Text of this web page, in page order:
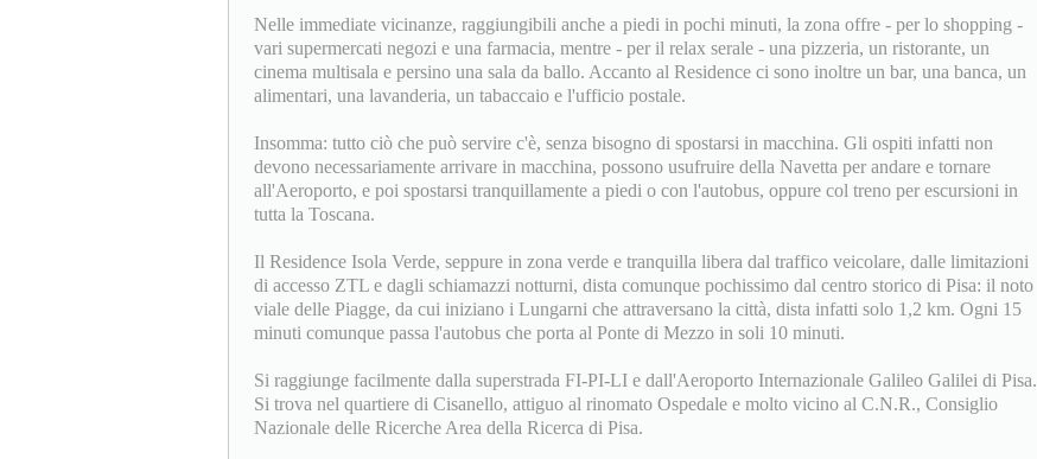
Nelle immediate vicinanze, raggiungibili anche a piedi in pochi minuti, la zona offre - per lo shopping -
vari supermercati negozi e una farmacia, mentre - per il relax serale - una pizzeria, un ristorante, un
cinema multisala e persino una sala da ballo. Accanto al Residence ci sono inoltre un bar, una banca, un
alimentari, una lavanderia, un tabaccaio e l'ufficio postale.
Insomma: tutto ciò che può servire c'è, senza bisogno di spostarsi in macchina. Gli ospiti infatti non
devono necessariamente arrivare in macchina, possono usufruire della Navetta per andare e tornare
all'Aeroporto, e poi spostarsi tranquillamente a piedi o con l'autobus, oppure col treno per escursioni in
tutta la Toscana.
Il Residence Isola Verde, seppure in zona verde e tranquilla libera dal traffico veicolare, dalle limitazioni
di accesso ZTL e dagli schiamazzi notturni, dista comunque pochissimo dal centro storico di Pisa: il noto
viale delle Piagge, da cui iniziano i Lungarni che attraversano la città, dista infatti solo 1,2 km. Ogni 15
minuti comunque passa l'autobus che porta al Ponte di Mezzo in soli 10 minuti.
Si raggiunge facilmente dalla superstrada FI-PI-LI e dall'Aeroporto Internazionale Galileo Galilei di Pisa.
Si trova nel quartiere di Cisanello, attiguo al rinomato Ospedale e molto vicino al C.N.R., Consiglio
Nazionale delle Ricerche Area della Ricerca di Pisa.